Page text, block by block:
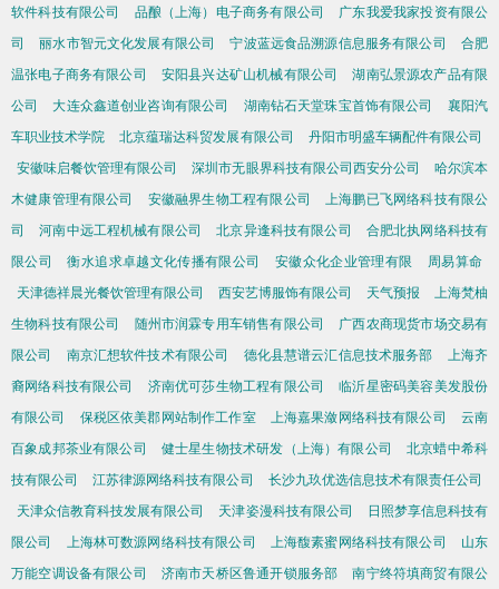
软件科技有限公司
品酿（上海）电子商务有限公司
广东我爱我家投资有限公
司
丽水市智元文化发展有限公司 宁波蓝远食品溯源信息服务有限公司
合肥
温张电子商务有限公司
安阳县兴达矿山机械有限公司
湖南弘景源农产品有限
公司
大连众鑫道创业咨询有限公司 湖南钻石天堂珠宝首饰有限公司
襄阳汽
车职业技术学院
北京蕴瑞达科贸发展有限公司
丹阳市明盛车辆配件有限公司
安徽味启餐饮管理有限公司
深圳市无眼界科技有限公司西安分公司
哈尔滨本
木健康管理有限公司
安徽融界生物工程有限公司
上海鹏已飞网络科技有限公
司
河南中远工程机械有限公司 北京异逢科技有限公司
合肥北执网络科技有
限公司
衡水追求卓越文化传播有限公司 安徽众化企业管理有限
周易算命
天津德祥晨光餐饮管理有限公司
西安艺博服饰有限公司 天气预报
上海梵柚
生物科技有限公司
随州市润霖专用车销售有限公司
广西农商现货市场交易有
限公司
南京汇想软件技术有限公司 德化县慧谱云汇信息技术服务部
上海齐
裔网络科技有限公司
济南优可莎生物工程有限公司
临沂星密码美容美发股份
有限公司
保税区依美郡网站制作工作室 上海嘉果潋网络科技有限公司
云南
百象成邦茶业有限公司
健士星生物技术研发（上海）有限公司
北京蜡中希科
技有限公司
江苏律源网络科技有限公司
长沙九玖优选信息技术有限责任公司
天津众信教育科技发展有限公司
天津姿漫科技有限公司
日照梦享信息科技有
限公司
上海林可数源网络科技有限公司 上海馥素蜜网络科技有限公司
山东
万能空调设备有限公司
济南市天桥区鲁通开锁服务部 南宁终符填商贸有限公